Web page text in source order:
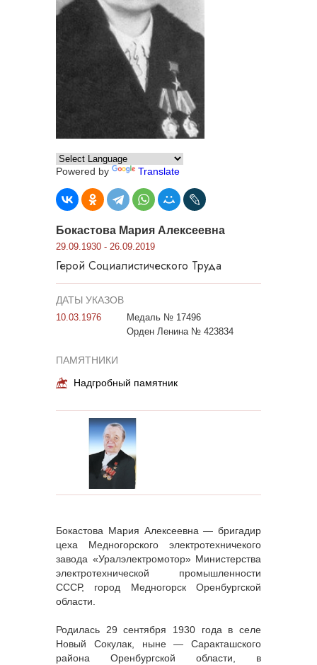
Powered by Translate
Бокастова Мария Алексеевна
29.09.1930 - 26.09.2019
Герой Социалистического Труда
ДАТЫ УКАЗОВ
10.03.1976
Медаль № 17496
Орден Ленина № 423834
ПАМЯТНИКИ
Надгробный памятник
Бокастова Мария Алексеевна — бригадир
цеха Медногорского электротехничекого
завода «Уралэлектромотор» Министерства
электротехнической промышленности
СССР, город Медногорск Оренбургской
области.
Родилась 29 сентября 1930 года в селе
Новый Сокулак, ныне — Саракташского
района Оренбургской области, в